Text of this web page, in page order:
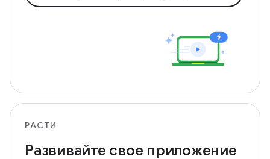
РАСТИ
Развивайте свое приложение